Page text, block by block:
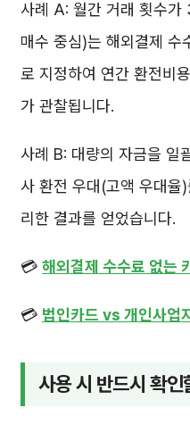
사례 A: 월간 거래 횟수가
매수 중심)는 해외결제 수
로 지정하여 연간 환전비
가 관찰됩니다.
사례 B: 대량의 자금을 일
사 환전 우대(고액 우대율
리한 결과를 얻었습니다.
💳 해외결제 수수료 없는
💳 법인카드 vs 개인사업
사용 시 반드시 확인